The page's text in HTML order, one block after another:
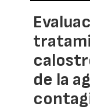
de la